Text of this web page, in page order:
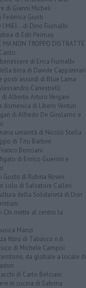
di Gianni Micheli
Federica Giusti
I MIEI... di Dino Fiumalbi
di Edit Permay
MA NON TROPPO DISTRATTE
di Erica Fiumalbi
birra di Davide Cappannari
posti assurdi di Blue Lama
Canestrelli
di Alberto Arturo Vergani
domenica di Libero Venturi
di Alfredo De Girolamo e
umanità di Nicolò Stella
di Tito Barbini
Bonciani
di Enrico Guerrini e
Gusto di Rubina Rovini
solo di Salvatore Calleri
della Solidarietà di Don
Chi mette al centro la
Manzi
filtro di Tabasco n.6
di Michele Campisi
da globale a locale di
di Carlo Belciani
in cucina di Sabrina